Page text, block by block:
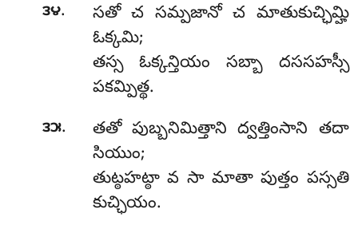
౩౪.
సతో చ సమ్పజానో చ మాతుకుచ్ఛిమ్హి
ఓక్కమి;
తస్స ఓక్కన్తియం సబ్బా దససహస్సీ
పకమ్పిత్థ.
౩౫.
తతో పుబ్బనిమిత్తాని ద్వత్తింసాని తదా
సియుం;
తుట్ఠహట్ఠా వ సా మాతా పుత్తం పస్సతి
కుచ్ఛియం.